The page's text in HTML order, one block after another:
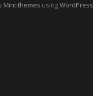
Mintithemes usingWordPress